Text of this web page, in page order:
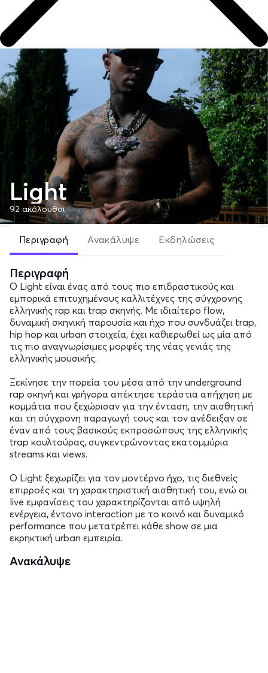
Light
92 ακόλουθοι
Περιγραφή Ανακάλυψε Εκδηλώσεις
Περιγραφή
Ο Light είναι ένας από τους πιο επιδραστικούς και
εμπορικά επιτυχημένους καλλιτέχνες της σύγχρονης
ελληνικής rap και trap σκηνής. Με ιδιαίτερο flow,
δυναμική σκηνική παρουσία και ήχο που συνδυάζει trap,
hip hop και urban στοιχεία, έχει καθιερωθεί ως μία από
τις πιο αναγνωρίσιμες μορφές της νέας γενιάς της
ελληνικής μουσικής.
Ξεκίνησε την πορεία του μέσα από την underground
rap σκηνή και γρήγορα απέκτησε τεράστια απήχηση με
κομμάτια που ξεχώρισαν για την ένταση, την αισθητική
και τη σύγχρονη παραγωγή τους και τον ανέδειξαν σε
έναν από τους βασικούς εκπροσώπους της ελληνικής
trap κουλτούρας, συγκεντρώνοντας εκατομμύρια
streams και views.
Ο Light ξεχωρίζει για τον μοντέρνο ήχο, τις διεθνείς
επιρροές και τη χαρακτηριστική αισθητική του, ενώ οι
live εμφανίσεις του χαρακτηρίζονται από υψηλή
ενέργεια, έντονο interaction με το κοινό και δυναμικό
performance που μετατρέπει κάθε show σε μια
εκρηκτική urban εμπειρία.
Ανακάλυψε